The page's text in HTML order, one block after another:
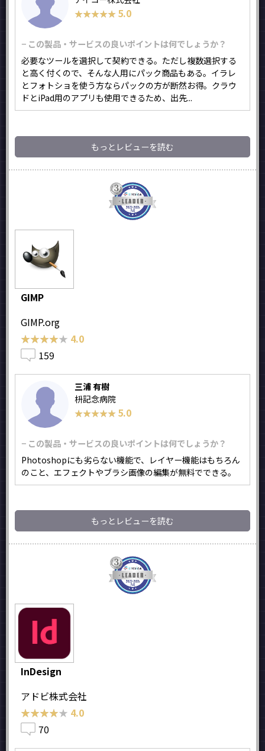
★★★★★
★★★★★ 5.0
− この製品・サービスの良いポイントは何でしょうか？
必要なツールを選択して契約できる。ただし複数選択する
と高く付くので、そんな人用にパック商品もある。イラレ
とフォトショを使う方ならパックの方が断然お得。クラウ
ドとiPad用のアプリも使用できるため、出先...
もっとレビューを読む
GIMP
GIMP.org
★★★★★
★★★★★ 4.0
159
三浦 有樹
枡記念病院
★★★★★
★★★★★ 5.0
− この製品・サービスの良いポイントは何でしょうか？
Photoshopにも劣らない機能で、レイヤー機能はもちろん
のこと、エフェクトやブラシ画像の編集が無料でできる。
もっとレビューを読む
InDesign
アドビ株式会社
★★★★★
★★★★★ 4.0
70